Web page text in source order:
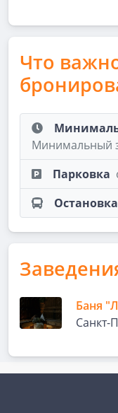
Что
Минимальный
Парковка
Остановка
Баня
Санкт-